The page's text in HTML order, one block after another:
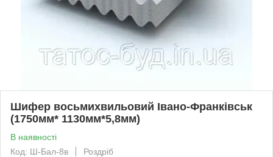
Шифер восьмихвильовий Івано-Франківськ
(1750мм* 1130мм*5,8мм)
В наявності
Код: Ш-Бал-8в
Роздріб